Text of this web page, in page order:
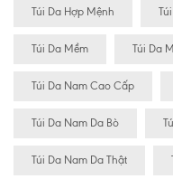
Túi Da Hợp Mệnh
Túi Da Mềm Túi Da
Túi Da Nam Cao Cấp
Túi Da Nam Da Bò
Túi Da Nam Da Thật